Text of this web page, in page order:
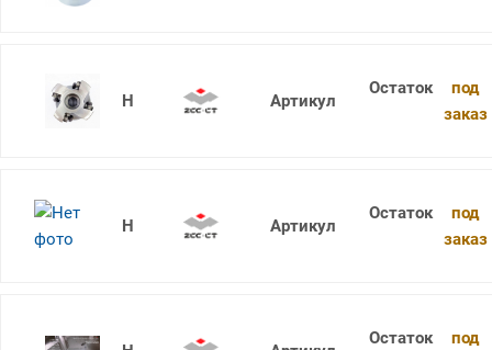
XMR01-063-A27-WP08-04C
под
заказ
XMR01-066-A27-SD12-05C
под
заказ
под